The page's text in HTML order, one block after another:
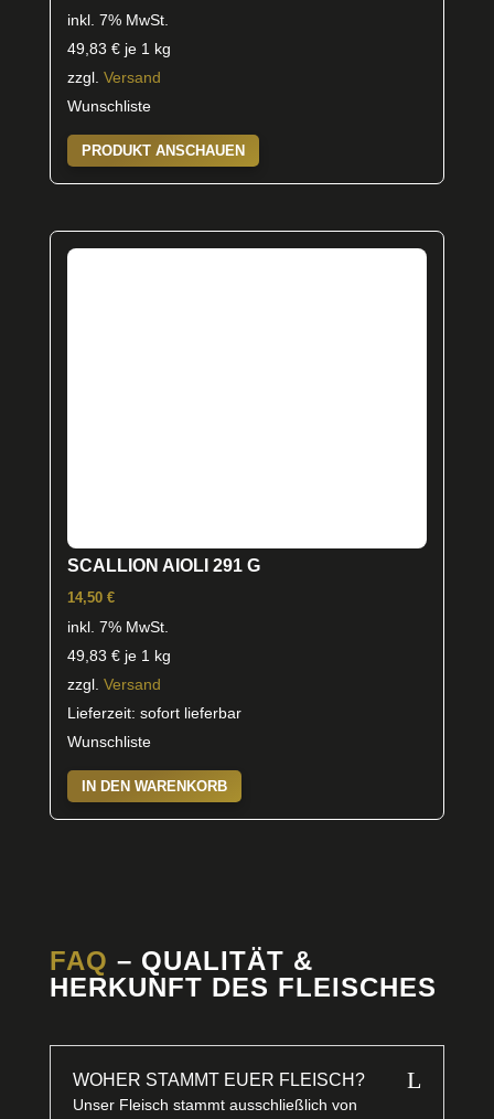
inkl. 7% MwSt.
49,83 €je 1 kg
zzgl. Versand
Wunschliste
PRODUKT ANSCHAUEN
SCALLION AIOLI 291 G
14,50 €
inkl. 7% MwSt.
49,83 €je 1 kg
zzgl. Versand
Lieferzeit: sofort lieferbar
Wunschliste
IN DEN WARENKORB
FAQ – QUALITÄT &
HERKUNFT DES FLEISCHES
WOHER STAMMT EUER FLEISCH? L
Unser Fleisch stammt ausschließlich von